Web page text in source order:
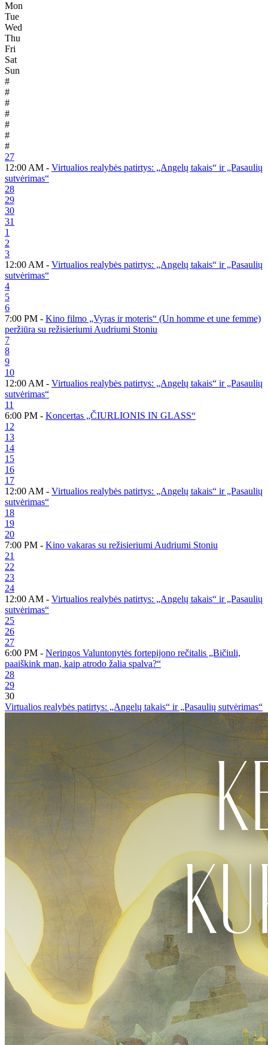
Mon
Tue
Wed
Thu
Fri
Sat
Sun
#
#
#
#
#
#
#
27
12:00 AM - Virtualios realybės patirtys: „Angelų takais“ ir „Pasaulių
sutvėrimas“
28
29
30
31
1
2
3
12:00 AM - Virtualios realybės patirtys: „Angelų takais“ ir „Pasaulių
sutvėrimas“
4
5
6
7:00 PM - Kino filmo „Vyras ir moteris“ (Un homme et une femme)
peržiūra su režisieriumi Audriumi Stoniu
7
8
9
10
12:00 AM - Virtualios realybės patirtys: „Angelų takais“ ir „Pasaulių
sutvėrimas“
11
6:00 PM - Koncertas „ČIURLIONIS IN GLASS“
12
13
14
15
16
17
12:00 AM - Virtualios realybės patirtys: „Angelų takais“ ir „Pasaulių
sutvėrimas“
18
19
20
7:00 PM - Kino vakaras su režisieriumi Audriumi Stoniu
21
22
23
24
12:00 AM - Virtualios realybės patirtys: „Angelų takais“ ir „Pasaulių
sutvėrimas“
25
26
27
6:00 PM - Neringos Valuntonytės fortepijono rečitalis „Bičiuli,
paaiškink man, kaip atrodo žalia spalva?“
28
29
30
Virtualios realybės patirtys: „Angelų takais“ ir „Pasaulių sutvėrimas“